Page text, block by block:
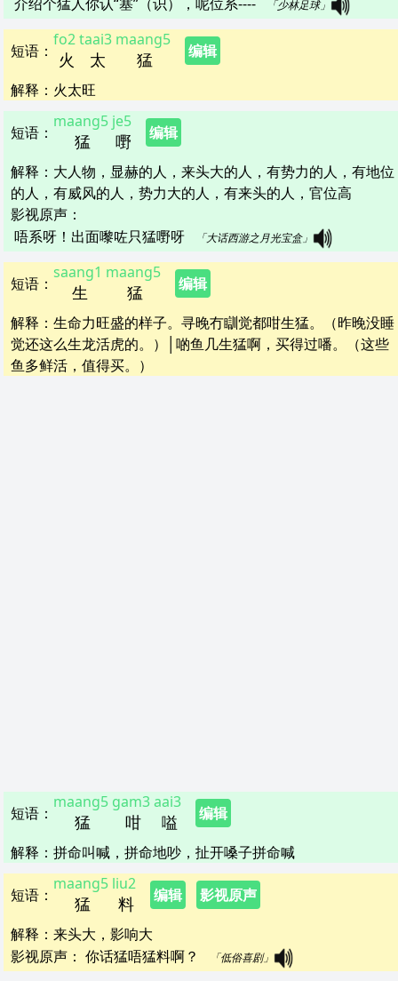
「少林足球」
短语 ： 火
fo2
太
taai3
猛
maang5
编辑
解释 ： 火太旺
短语 ： 猛
maang5
嘢
je5
编辑
解释 ： 大人物，显赫的人，来头大的人，有势力的人，有地位
的人，有威风的人，势力大的人，有来头的人，官位高
影视原声：
唔系呀！出面嚟咗只猛嘢呀
「大话西游之月光宝盒」
短语 ： 生
saang1
猛
maang5
编辑
解释 ： 生命力旺盛的样子。寻晚冇瞓觉都咁生猛。（昨晚没睡
觉还这么生龙活虎的。）│啲鱼几生猛啊，买得过噃。（这些
鱼多鲜活，值得买。）
短语 ： 猛
maang5
咁
gam3
嗌
aai3
编辑
解释 ： 拼命叫喊，拼命地吵，扯开嗓子拼命喊
短语 ： 猛
maang5
料
liu2
编辑
影视原声
解释 ： 来头大，影响大
影视原声： 你话猛唔猛料啊？ 「低俗喜剧」